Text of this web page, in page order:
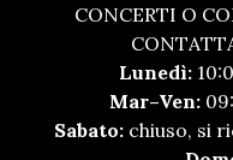
CONCERTI O
Lunedì:
Mar–Ven:
Sabato: chiuso, si